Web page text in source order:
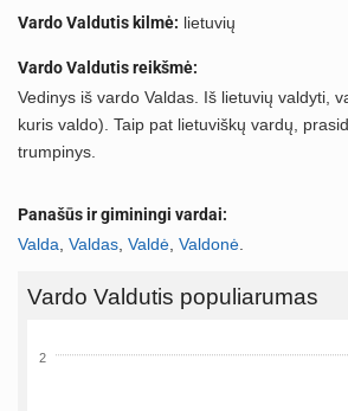
Vardo Valdutis kilmė: lietuvių
Vardo Valdutis reikšmė:
Vedinys iš vardo Valdas. Iš lietuvių valdyti,
kuris valdo). Taip pat lietuviškų vardų,
trumpinys.
Panašūs ir giminingi vardai:
Valda Valdas Valdė Valdonė
Vardo Valdutis populiarumas
2